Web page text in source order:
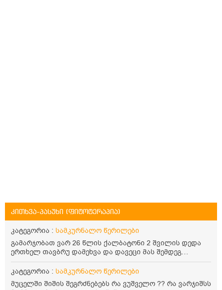
კითხვა-პასუხი (ფიტოტერაპია)
კატეგორია : სამკურნალო წერილები
გამარჯობათ ვარ 26 წლის ქალბატონი 2 შვილის დედა
ერთხელ თავბრუ დამეხვა და დავეცი მას შემდეგ
დამეწყო შიშები ვეღარ გავდიოდი გარეთ რადგან ისევ
ასე ცუდად არ გავხდარიყავი ყურის ანთება მქონდა
მეტინდა კიდე მეხვევა თავბრუ გარეთ გასვილისას
კატეგორია : სამკურნალო წერილები
მუცელში შიშის შეგრძნებებს რა ვუშველო ?? რა ვარჯიშსს